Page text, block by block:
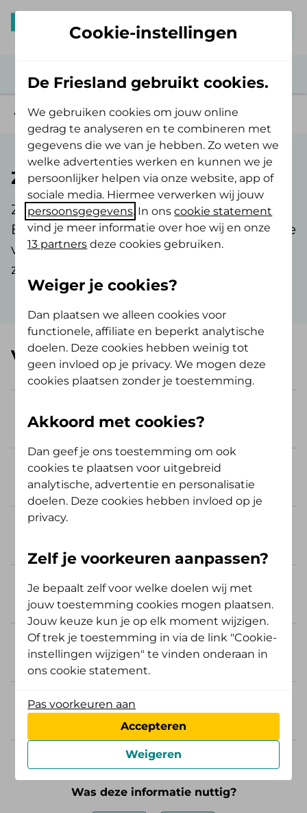
Veelgestelde vragen
Zwangerschap
Zwanger? Bekijk de veelgestelde vragen.
Bijvoorbeeld over het kraampakket en de
vergoeding voor een
zwangerschapscursus en kraamzorg.
Veelgestelde vragen
zwanger ben?
Hoe kan ik een kraampakket
aanvragen?
Wat is de vergoeding voor
Wat is de vergoeding voor een
zwangerschapscursus?
Valt verloskundige zorg en
kraamzorg onder het eigen risico?
Krijg ik het tweede trimester SEO
Was deze informatie nuttig?
Cookie-instellingen
De Friesland gebruikt cookies.
We gebruiken cookies om jouw online
gedrag te analyseren en te combineren met
gegevens die we van je hebben. Zo weten we
welke advertenties werken en kunnen we je
persoonlijker helpen via onze website, app of
sociale media. Hiermee verwerken wij jouw
persoonsgegevens. In onscookie statement
vind je meer informatie over hoe wij en onze
13 partners deze cookies gebruiken.
Weiger je cookies?
Dan plaatsen we alleen cookies voor
functionele, affiliate en beperkt analytische
doelen. Deze cookies hebben weinig tot
geen invloed op je privacy. We mogen deze
cookies plaatsen zonder je toestemming.
Akkoord met cookies?
Dan geef je ons toestemming om ook
cookies te plaatsen voor uitgebreid
analytische, advertentie en personalisatie
doelen. Deze cookies hebben invloed op je
privacy.
Zelf je voorkeuren aanpassen?
Je bepaalt zelf voor welke doelen wij met
jouw toestemming cookies mogen plaatsen.
Jouw keuze kun je op elk moment wijzigen.
Of trek je toestemming in via de link "Cookie-
instellingen wijzigen" te vinden onderaan in
ons cookie statement.
Pas voorkeuren aan
Accepteren
Weigeren